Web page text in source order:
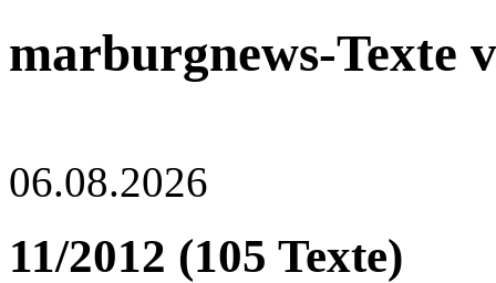
marburgnews-Texte
06.08.2026
11/2012 (105 Texte)